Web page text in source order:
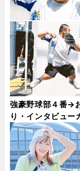
強豪野球部４番→
り・インタビュー